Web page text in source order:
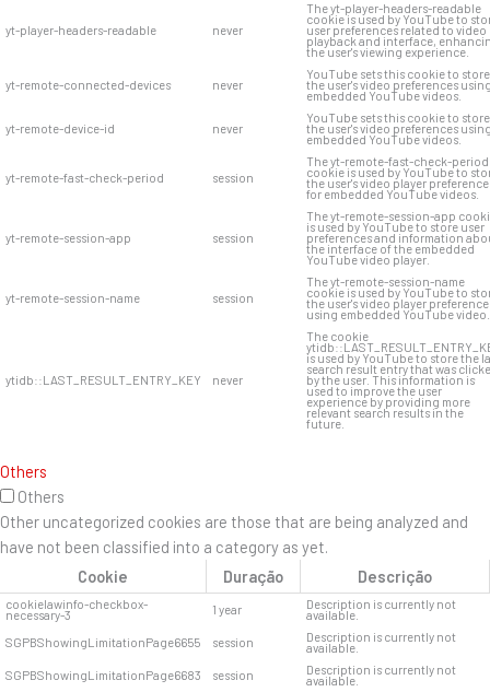
yt-player-headers-readable never
The yt-player-headers-readable
cookie is used by YouTube to
user preferences related to video
playback and interface,
the user's viewing experience.
yt-remote-connected-devices never
YouTube sets this cookie to store
the user's video preferences
embedded YouTube videos.
yt-remote-device-id never
YouTube sets this cookie to store
the user's video preferences
embedded YouTube videos.
yt-remote-fast-check-period session
The yt-remote-fast-check-period
cookie is used by YouTube to
the user's video player
for embedded YouTube videos.
yt-remote-session-app session
The yt-remote-session-app
is used by YouTube to store user
preferences and information
the interface of the embedded
YouTube video player.
yt-remote-session-name session
The yt-remote-session-name
cookie is used by YouTube to
the user's video player
using embedded YouTube video.
ytidb::LAST_RESULT_ENTRY_KEY never
The cookie
is used by YouTube to store the
search result entry that was
by the user. This information is
used to improve the user
experience by providing more
relevant search results in the
future.
Others
Others
Other uncategorized cookies are those that are being analyzed and
have not been classified into a category as yet.
Cookie
Duração Descrição
cookielawinfo-checkbox-
necessary-3 1 year Description is currently not
available.
SGPBShowingLimitationPage6655
session Description is currently not
available.
SGPBShowingLimitationPage6683
session Description is currently not
available.